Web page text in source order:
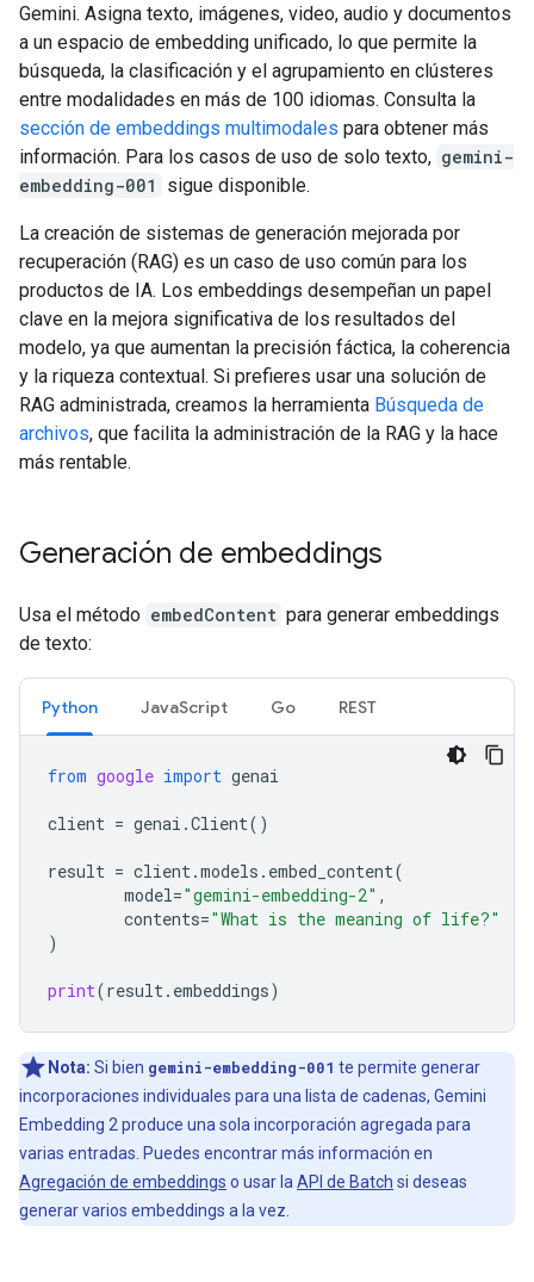
Gemini. Asigna texto, imágenes, video, audio y documentos
a un espacio de embedding unificado, lo que permite la
búsqueda, la clasificación y el agrupamiento en clústeres
entre modalidades en más de 100 idiomas. Consulta la
sección de embeddings multimodales para obtener más
información. Para los casos de uso de solo texto, gemini-
embedding-001
sigue disponible.
La creación de sistemas de generación mejorada por
recuperación (RAG) es un caso de uso común para los
productos de IA. Los embeddings desempeñan un papel
clave en la mejora significativa de los resultados del
modelo, ya que aumentan la precisión fáctica, la coherencia
y la riqueza contextual. Si prefieres usar una solución de
RAG administrada, creamos la herramienta Búsqueda de
archivos, que facilita la administración de la RAG y la hace
más rentable.
Generación de embeddings
Usa el método embedContent para generar embeddings
de texto:
Python JavaScript Go REST
from google import genai
client = genai .Client()
result = client.models . embed_content(
model="gemini-embedding-2" ,
contents="What is the meaning of life?"
)
print(result. embeddings)
Nota: Si bien gemini-embedding-001 te permite generar
incorporaciones individuales para una lista de cadenas, Gemini
Embedding 2 produce una sola incorporación agregada para
varias entradas. Puedes encontrar más información en
Agregación de embeddings o usar la API de Batch si deseas
generar varios embeddings a la vez.